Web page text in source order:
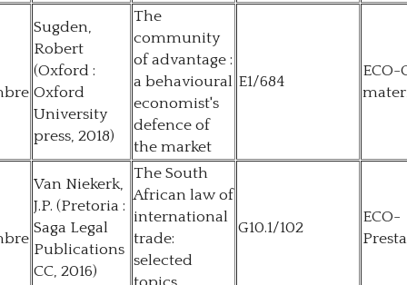
Sugden,
Robert
(Oxford :
Oxford
University
press, 2018)
The
community
of advantage :
a behavioural
economist's
defence of
the market
E1/684
ECO-
Van Niekerk,
J.P. (Pretoria :
Saga Legal
Publications
CC, 2016)
The South
African law of
international
trade:
selected
G10.1/102
ECO-